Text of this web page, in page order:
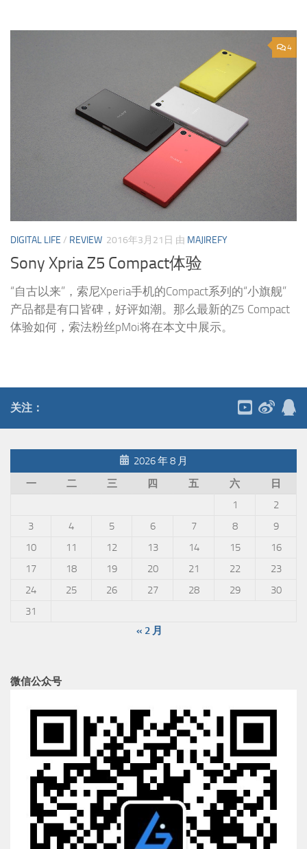
4
DIGITAL LIFE / REVIEW 2016年3月21日 由 MAJIREFY
Sony Xpria Z5 Compact体验
“自古以来”，索尼Xperia手机的Compact系列的“小旗舰”
产品都是有口皆碑，好评如潮。那么最新的Z5 Compact
体验如何，索法粉丝pMoi将在本文中展示。
关注：
2026 年 8 月
一
二 三 四 五 六
日
1
2
3
4 5 6 7 8
9
10
11 12 13 14 15
16
17
18 19 20 21 22
23
24
25 26 27 28 29
30
31
« 2 月
微信公众号